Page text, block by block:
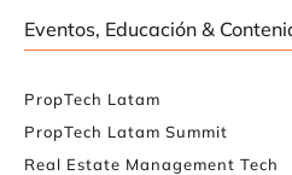
Eventos, Educación &
PropTech Latam
PropTech Latam Summit
Real Estate Management Tech